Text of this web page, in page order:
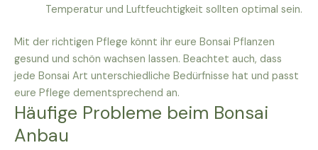
Temperatur und Luftfeuchtigkeit sollten optimal sein.
Mit der richtigen Pflege könnt ihr eure Bonsai Pflanzen
gesund und schön wachsen lassen. Beachtet auch, dass
jede Bonsai Art unterschiedliche Bedürfnisse hat und passt
eure Pflege dementsprechend an.
Häufige Probleme beim Bonsai
Anbau